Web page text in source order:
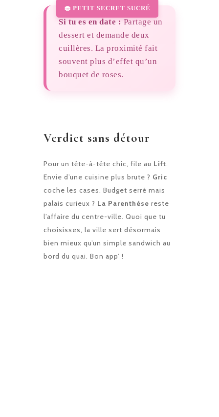
Si tu es en date :Partage un
dessert et demande deux
cuillères. La proximité fait
souvent plus d’effet qu’un
bouquet de roses.
Verdict sans détour
Pour un tête-à-tête chic, file au Lift.
Envie d’une cuisine plus brute ? Gric
coche les cases. Budget serré mais
palais curieux ? La Parenthèse reste
l’affaire du centre-ville. Quoi que tu
choisisses, la ville sert désormais
bien mieux qu’un simple sandwich au
bord du quai. Bon app’ !